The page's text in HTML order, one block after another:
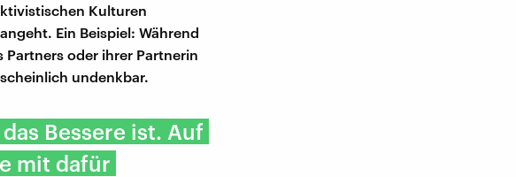
Kulturen
Ein Beispiel: Während
Partners oder ihrer Partnerin
undenkbar.
Bessere ist. Auf
mit dafür